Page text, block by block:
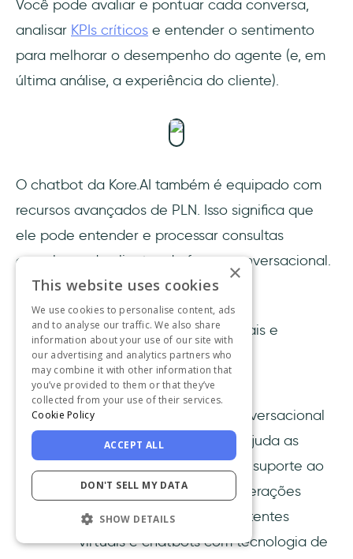
Você pode avaliar e pontuar cada conversa,
analisar KPIs críticos e entender o sentimento
para melhorar o desempenho do agente (e, em
última análise, a experiência do cliente).
O chatbot da Kore.AI também é equipado com
recursos avançados de PLN. Isso significa que
ele pode entender e processar consultas
complexas de clientes de forma conversacional.
O resultado?
Interações que parecem mais naturais e
intuitivas para os clientes.
Para que serve:
Uma plataforma de IA conversacional
de nível corporativo que ajuda as
empresas a automatizar o suporte ao
cliente, as vendas e as operações
internas por meio de assistentes
virtuais e chatbots com tecnologia de
×
This website uses cookies
We use cookies to personalise content, ads
and to analyse our traffic. We also share
information about your use of our site with
our advertising and analytics partners who
may combine it with other information that
you’ve provided to them or that they’ve
collected from your use of their services.
Cookie Policy
ACCEPT ALL
DON'T SELL MY DATA
SHOW DETAILS